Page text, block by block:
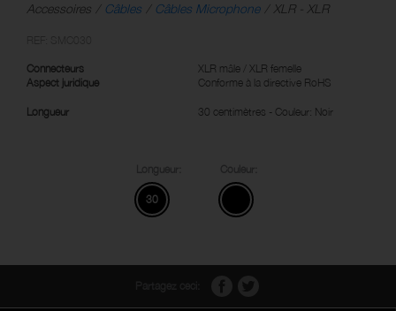
Accessoires Câbles Câbles Microphone XLR - XLR
Connecteurs
XLR mâle / XLR femelle
Aspect juridique
Conforme à la directive RoHS
Longueur 30 centimètres - Couleur: Noir
30